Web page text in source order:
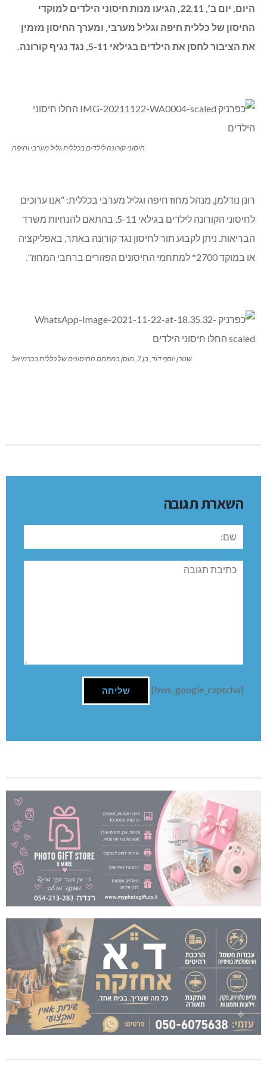
היום, יום ב’, 22.11, הגיעו מנות חיסוני הילדים למוקדי
החיסון של כללית חיפה וגליל מערבי, ומערך החיסון מזמין
את הציבור לחסן את הילדים בגילאי 5-11, נגד נגיף קורונה.
חיסוני קורונה לילדים בכללית גליל מערבי וחיפה
רונן נודלמן, מנהל מחוז חיפה וגליל מערבי בכללית: “אנו ערוכים
לחיסוני הקורונה לילדים בגילאי 5-11, בהתאם להנחיות משרד
הבריאות. ניתן לקבוע תור לחיסון נגד קורונה באתר, באפליקציה
או במוקד 2700* למתחמי החיסונים הפזורים ברחבי המחוז”.
שטרן יוסף דוד, בן 7, חוסן במתחם החיסונים של כללית בכרמיאל
השארת תגובה
שם:
תגובה
[bws_google_captcha]